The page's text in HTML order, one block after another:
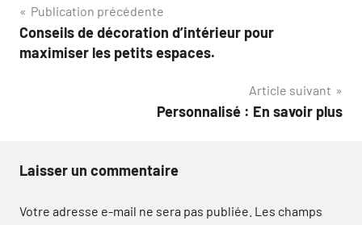
Navigation
de
Publication précédente
Conseils de décoration d’intérieur pour
maximiser les petits espaces.
Article suivant
Personnalisé : En savoir plus
Laisser un commentaire
Votre adresse e-mail ne sera pas publiée. Les champs